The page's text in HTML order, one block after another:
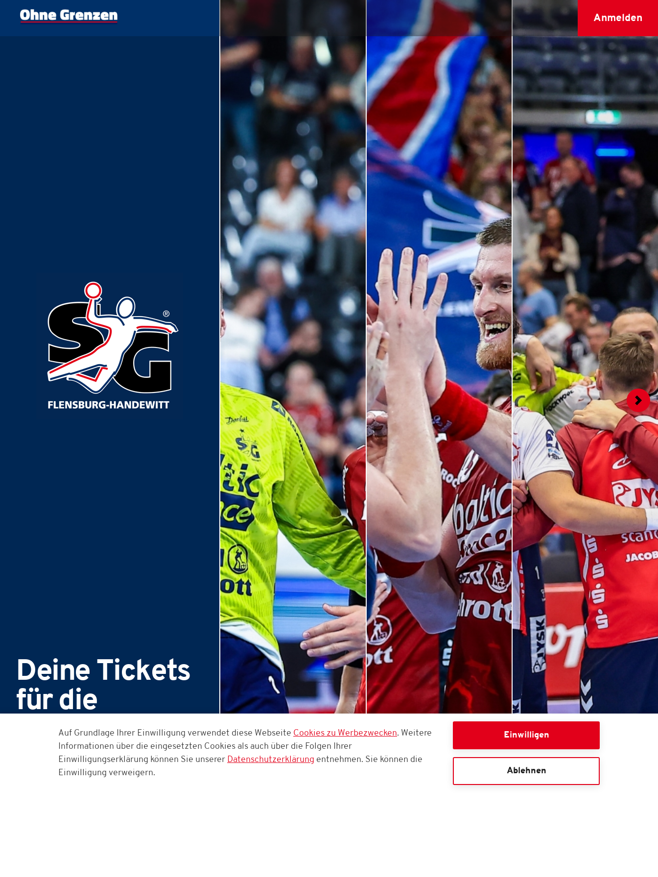
Anmelden
Deine Tickets
für die
Hölle Nord!
26/27
OPEL HANDBALL-
BUNDESLIGA
GRUPPENTICKETS
Auf Grundlage Ihrer Einwilligung verwendet diese Webseite Cookies zu Werbezwecken. Weitere
Informationen über die eingesetzten Cookies als auch über die Folgen Ihrer
Einwilligungserklärung können Sie unserer Datenschutzerklärung entnehmen. Sie können die
Einwilligung verweigern.
Einwilligen
Ablehnen